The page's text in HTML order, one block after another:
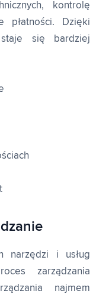
kontrolę
płatności. Dzięki
się bardziej
narzędzi i usług
zarządzania
najmem